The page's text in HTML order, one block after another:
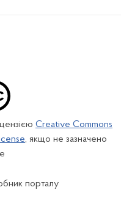
Creative Commons
, якщо не зазначено
порталу